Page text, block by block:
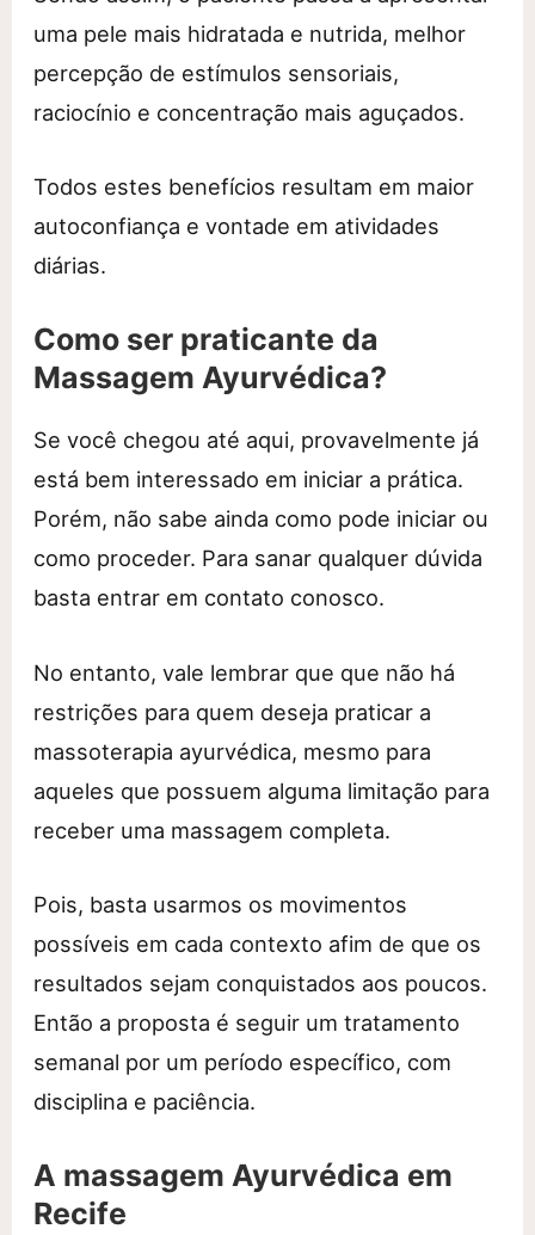
uma pele mais hidratada e nutrida, melhor
percepção de estímulos sensoriais,
raciocínio e concentração mais aguçados.
Todos estes benefícios resultam em maior
autoconfiança e vontade em atividades
diárias.
Como ser praticante da
Massagem Ayurvédica?
Se você chegou até aqui, provavelmente já
está bem interessado em iniciar a prática.
Porém, não sabe ainda como pode iniciar ou
como proceder. Para sanar qualquer dúvida
basta entrar em contato conosco.
No entanto, vale lembrar que que não há
restrições para quem deseja praticar a
massoterapia ayurvédica, mesmo para
aqueles que possuem alguma limitação para
receber uma massagem completa.
Pois, basta usarmos os movimentos
possíveis em cada contexto afim de que os
resultados sejam conquistados aos poucos.
Então a proposta é seguir um tratamento
semanal por um período específico, com
disciplina e paciência.
A massagem Ayurvédica em
Recife